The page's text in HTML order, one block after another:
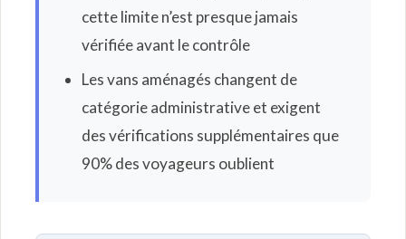
cette limite n’est presque jamais
vérifiée avant le contrôle
Les vans aménagés changent de
catégorie administrative et exigent
des vérifications supplémentaires que
90% des voyageurs oublient